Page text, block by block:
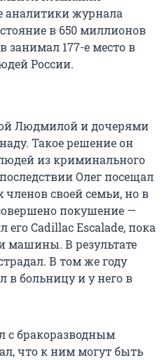
аналитики журнала
в 650 миллионов
занимал 177-е место в
России.
Людмилой и дочерями
Такое решение он
из криминального
Олег посещал
своей семьи, но в
покушение —
его Cadillac Escalade, пока
машины. В результате
В том же году
в больницу и у него в
с бракоразводным
что к ним могут быть